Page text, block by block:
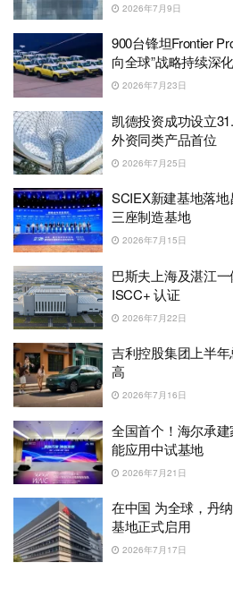
2026年7月9日
900台锋坦Frontier
向全球”战略持续深化
2026年7月23日
凯德投资成功设立
外资同类产品首位
2026年7月25日
SCIEX新建基地落
三座制造基地
2026年7月15日
巴斯夫上海及湛江
ISCC+ 认证
2026年7月22日
吉利控股集团上半
高
2026年7月16日
全国首个！海尔承
能应用中试基地
2026年7月21日
在中国 为全球，丹
基地正式启用
2026年7月17日